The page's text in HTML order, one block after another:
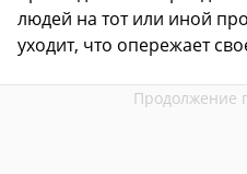
людей на тот или иной
уходит, что опережает